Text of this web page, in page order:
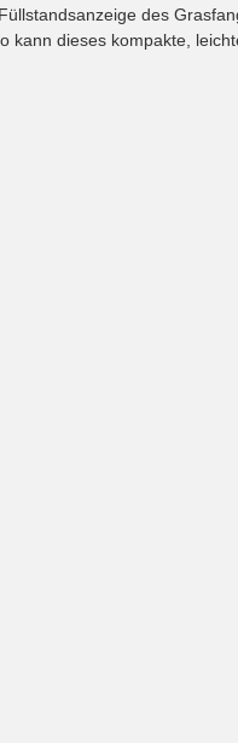
des
dieses kompakte,